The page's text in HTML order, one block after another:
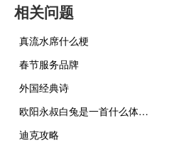
相关问题
真流水席什么梗
春节服务品牌
外国经典诗
欧阳永叔白兔是一首什么体裁的诗
迪克攻略